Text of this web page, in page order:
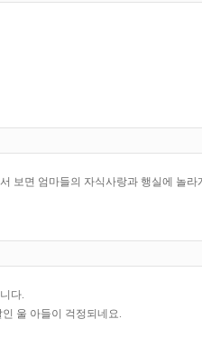
보면 엄마들의 자식사랑과 행실에 놀라
다.
울 아들이 걱정되네요.